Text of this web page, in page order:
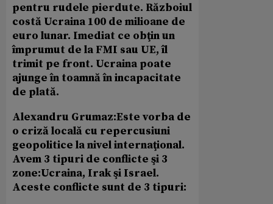
pentru rudele pierdute. Războiul
costă Ucraina 100 de milioane de
euro lunar. Imediat ce obţin un
împrumut de la FMI sau UE, îl
trimit pe front. Ucraina poate
ajunge în toamnă în incapacitate
de plată.
Alexandru Grumaz:Este vorba de
o criză locală cu repercusiuni
geopolitice la nivel internaţional.
Avem 3 tipuri de conflicte şi 3
zone:Ucraina, Irak şi Israel.
Aceste conflicte sunt de 3 tipuri: